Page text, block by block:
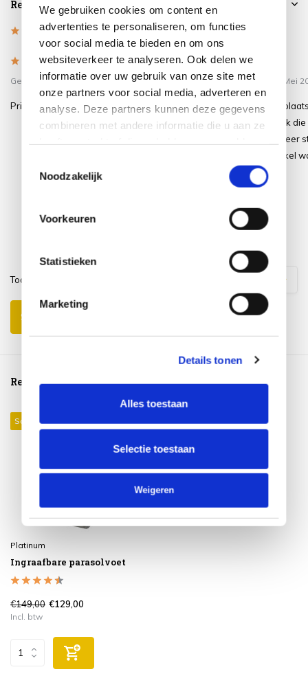
We gebruiken cookies om content en
advertenties te personaliseren, om functies
voor social media te bieden en om ons
websiteverkeer te analyseren. Ook delen we
informatie over uw gebruik van onze site met
onze partners voor social media, adverteren en
analyse. Deze partners kunnen deze gegevens
combineren met andere informatie die u aan ze
Noodzakelijk
Voorkeuren
Statistieken
Marketing
Details tonen
Alles toestaan
Selectie toestaan
Weigeren
Reviews
4.9/5 Based on 12 reviews
5/5
Gepost door: Paulop 14 Juni 2026
Prima service en goede kwaliteit
5/5
Gepost door: Peter op 15 Mei
Prima oplossing voor de
van onze parasol. Eindelijk
lelijke tegels weg. Staat zeer
en was zo geplaatst. Artikel
Toon
Schrijf je eigen review
Reeds bekeken
Sale 13%
Platinum
Ingraafbare parasolvoet
€149,00 €129,00
Incl. btw